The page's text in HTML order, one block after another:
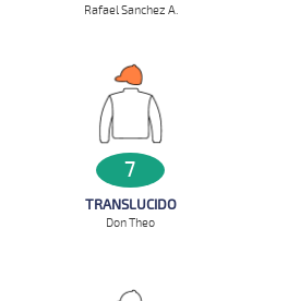
Rafael Sanchez A.
7
TRANSLUCIDO
Don Theo